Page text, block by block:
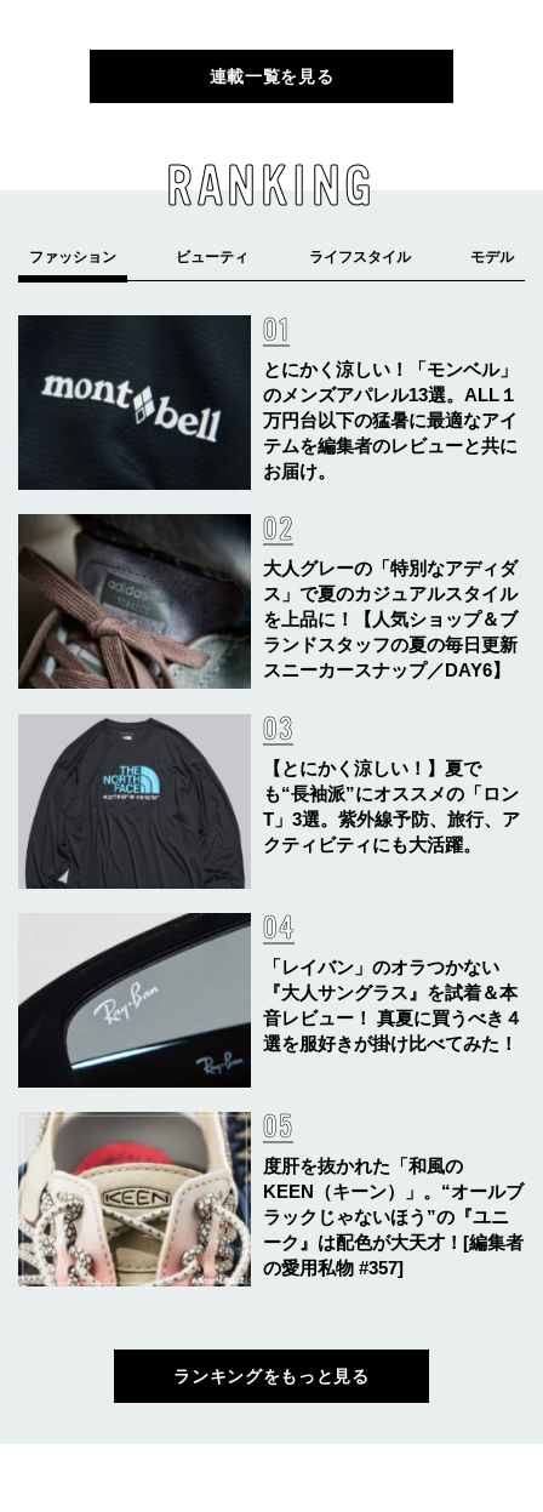
連載一覧を見る
RANKING
とにかく涼しい！「モンベル」
のメンズアパレル13選。ALL１
万円台以下の猛暑に最適なアイ
テムを編集者のレビューと共に
お届け。
大人グレーの「特別なアディダ
ス」で夏のカジュアルスタイル
を上品に！【人気ショップ＆ブ
ランドスタッフの夏の毎日更新
スニーカースナップ／DAY6】
【とにかく涼しい！】夏で
も“長袖派”にオススメの「ロン
T」3選。紫外線予防、旅行、ア
クティビティにも大活躍。
「レイバン」のオラつかない
『大人サングラス』を試着＆本
音レビュー！ 真夏に買うべき４
選を服好きが掛け比べてみた！
度肝を抜かれた「和風の
KEEN（キーン）」。“オールブ
ラックじゃないほう”の『ユニ
ーク』は配色が大天才！[編集者
の愛用私物 #357]
ランキングをもっと見る